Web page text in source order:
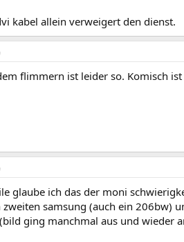
kabel allein verweigert den dienst.
flimmern ist leider so. Komisch
glaube ich das der moni
zweiten samsung (auch ein 206bw)
ging manchmal aus und wieder